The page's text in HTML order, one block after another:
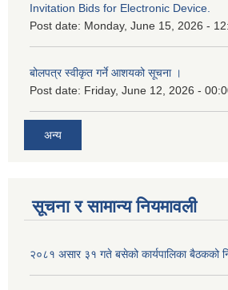
Invitation Bids for Electronic Device.
Post date: Monday, June 15, 2026 -
बोलपत्र स्वीकृत गर्ने आशयको सूचना ।
Post date: Friday, June 12, 2026 -
अन्य
सूचना र सामान्य नियमावली
२०८१ असार ३१ गते बसेको कार्यपालिका बैठकको